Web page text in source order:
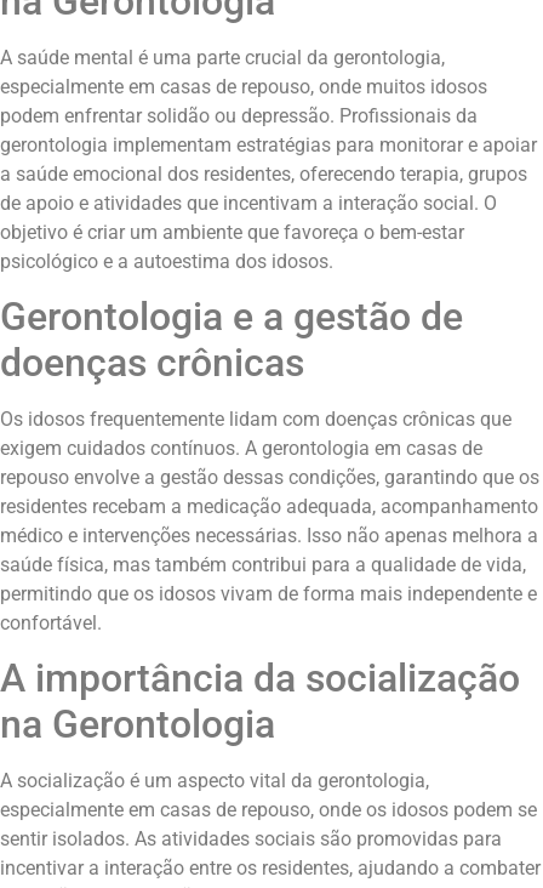
A saúde mental é uma parte crucial da gerontologia,
especialmente em casas de repouso, onde muitos idosos
podem enfrentar solidão ou depressão. Profissionais da
gerontologia implementam estratégias para monitorar e apoiar
a saúde emocional dos residentes, oferecendo terapia, grupos
de apoio e atividades que incentivam a interação social. O
objetivo é criar um ambiente que favoreça o bem-estar
psicológico e a autoestima dos idosos.
Gerontologia e a gestão de
doenças crônicas
Os idosos frequentemente lidam com doenças crônicas que
exigem cuidados contínuos. A gerontologia em casas de
repouso envolve a gestão dessas condições, garantindo que os
residentes recebam a medicação adequada, acompanhamento
médico e intervenções necessárias. Isso não apenas melhora a
saúde física, mas também contribui para a qualidade de vida,
permitindo que os idosos vivam de forma mais independente e
confortável.
A importância da socialização
na Gerontologia
A socialização é um aspecto vital da gerontologia,
especialmente em casas de repouso, onde os idosos podem se
sentir isolados. As atividades sociais são promovidas para
incentivar a interação entre os residentes, ajudando a combater